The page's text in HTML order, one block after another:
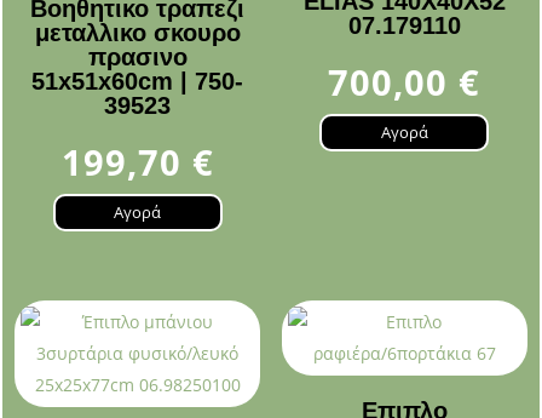
Βοηθητικο τραπεζι
μεταλλικο σκουρο
πρασινο
51x51x60cm | 750-
39523
199,70 €
Αγορά
07.179110
700,00 €
Αγορά
Επιπλο